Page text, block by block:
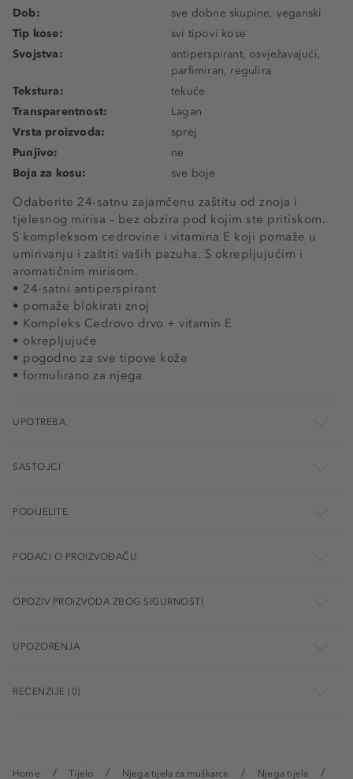
Home Tijelo Njega tijela za muškarce Njega tijela
Odaberite 24-satnu zajamčenu zaštitu od znoja i
tjelesnog mirisa – bez obzira pod kojim ste pritiskom.
S kompleksom cedrovine i vitamina E koji pomaže u
umirivanju i zaštiti vaših pazuha. S okrepljujućim i
aromatičnim mirisom.
• 24-satni antiperspirant
• pomaže blokirati znoj
• Kompleks Cedrovo drvo + vitamin E
• okrepljujuće
• pogodno za sve tipove kože
• formulirano za njega
Dob:
sve dobne skupine, veganski
Tip kose:
svi tipovi kose
Svojstva:
antiperspirant, osvježavajući,
parfimiran, regulira
Tekstura:
tekuće
Transparentnost:
Lagan
Vrsta proizvoda:
sprej
Punjivo:
ne
Boja za kosu:
sve boje
UPOTREBA
SASTOJCI
PODIJELITE
PODACI O PROIZVOĐAČU
OPOZIV PROIZVODA ZBOG SIGURNOSTI
UPOZORENJA
RECENZIJE (0)